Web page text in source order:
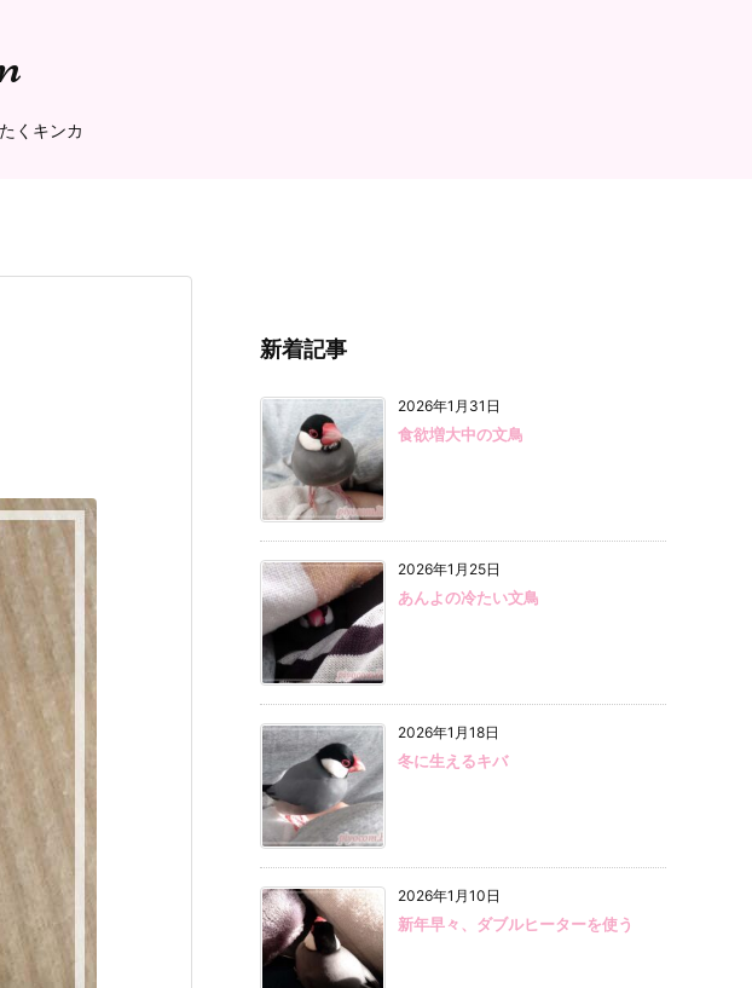
くキンカ
新着記事
2026年1月31日
食欲増大中の文鳥
2026年1月25日
あんよの冷たい文鳥
2026年1月18日
冬に生えるキバ
2026年1月10日
新年早々、ダブルヒーターを使う